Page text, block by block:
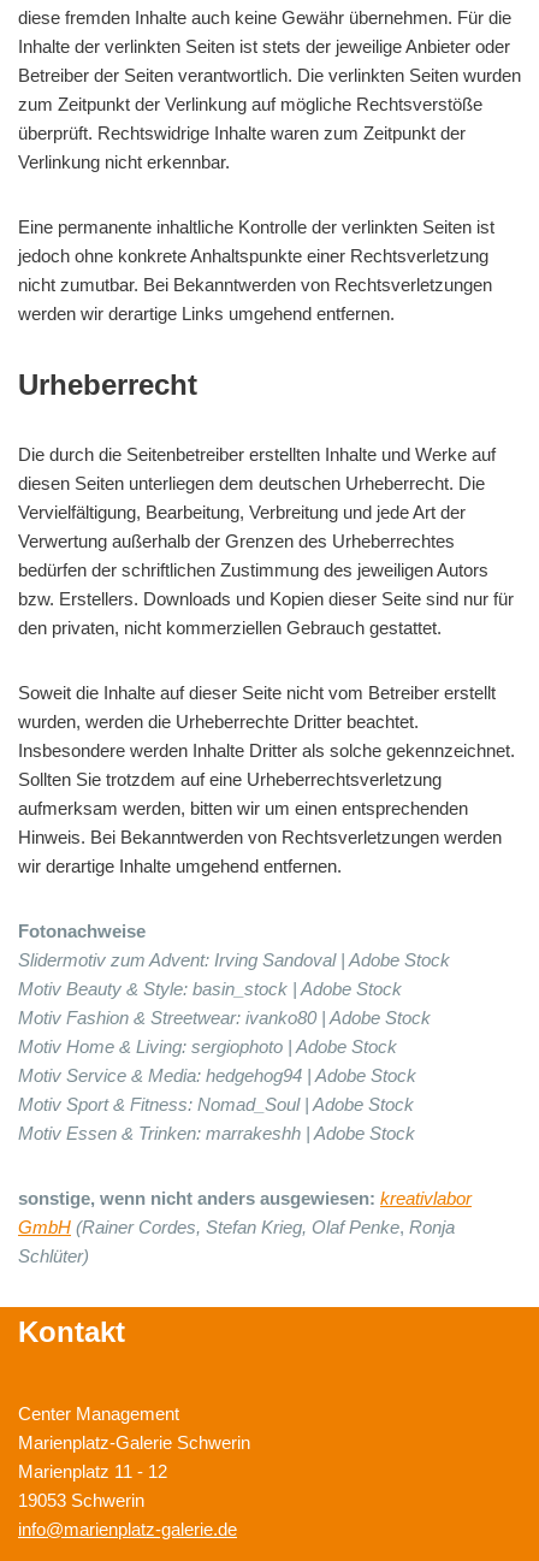
diese fremden Inhalte auch keine Gewähr übernehmen. Für die
Inhalte der verlinkten Seiten ist stets der jeweilige Anbieter oder
Betreiber der Seiten verantwortlich. Die verlinkten Seiten wurden
zum Zeitpunkt der Verlinkung auf mögliche Rechtsverstöße
überprüft. Rechtswidrige Inhalte waren zum Zeitpunkt der
Verlinkung nicht erkennbar.
Eine permanente inhaltliche Kontrolle der verlinkten Seiten ist
jedoch ohne konkrete Anhaltspunkte einer Rechtsverletzung
nicht zumutbar. Bei Bekanntwerden von Rechtsverletzungen
werden wir derartige Links umgehend entfernen.
Urheberrecht
Die durch die Seitenbetreiber erstellten Inhalte und Werke auf
diesen Seiten unterliegen dem deutschen Urheberrecht. Die
Vervielfältigung, Bearbeitung, Verbreitung und jede Art der
Verwertung außerhalb der Grenzen des Urheberrechtes
bedürfen der schriftlichen Zustimmung des jeweiligen Autors
bzw. Erstellers. Downloads und Kopien dieser Seite sind nur für
den privaten, nicht kommerziellen Gebrauch gestattet.
Soweit die Inhalte auf dieser Seite nicht vom Betreiber erstellt
wurden, werden die Urheberrechte Dritter beachtet.
Insbesondere werden Inhalte Dritter als solche gekennzeichnet.
Sollten Sie trotzdem auf eine Urheberrechtsverletzung
aufmerksam werden, bitten wir um einen entsprechenden
Hinweis. Bei Bekanntwerden von Rechtsverletzungen werden
wir derartige Inhalte umgehend entfernen.
Fotonachweise
Slidermotiv zum Advent: Irving Sandoval | Adobe Stock
Motiv Beauty & Style: basin_stock | Adobe Stock
Motiv Fashion & Streetwear: ivanko80 | Adobe Stock
Motiv Home & Living: sergiophoto | Adobe Stock
Motiv Service & Media: hedgehog94 | Adobe Stock
Motiv Sport & Fitness: Nomad_Soul | Adobe Stock
Motiv Essen & Trinken: marrakeshh | Adobe Stock
sonstige, wenn nicht anders ausgewiesen: kreativlabor
GmbH (Rainer Cordes, Stefan Krieg, Olaf Penke, Ronja
Schlüter)
Kontakt
Center Management
Marienplatz-Galerie Schwerin
Marienplatz 11 - 12
19053 Schwerin
info@marienplatz-galerie.de